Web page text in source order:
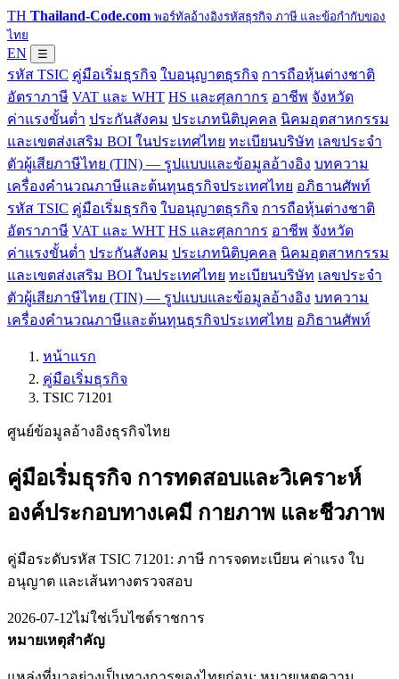
TH Thailand-Code.com พอร์ทัลอ้างอิงรหัสธุรกิจ ภาษี และข้อกำกับของ
ไทย
EN ☰
รหัส TSIC คู่มือเริ่มธุรกิจ ใบอนุญาตธุรกิจ การถือหุ้นต่างชาติ
อัตราภาษี VAT และ WHT HS และศุลกากร อาชีพ จังหวัด
ค่าแรงขั้นต่ำ ประกันสังคม ประเภทนิติบุคคล นิคมอุตสาหกรรม
และเขตส่งเสริม BOI ในประเทศไทย ทะเบียนบริษัท เลขประจำ
ตัวผู้เสียภาษีไทย (TIN) — รูปแบบและข้อมูลอ้างอิง บทความ
เครื่องคำนวณภาษีและต้นทุนธุรกิจประเทศไทย อภิธานศัพท์
รหัส TSIC คู่มือเริ่มธุรกิจ ใบอนุญาตธุรกิจ การถือหุ้นต่างชาติ
อัตราภาษี VAT และ WHT HS และศุลกากร อาชีพ จังหวัด
ค่าแรงขั้นต่ำ ประกันสังคม ประเภทนิติบุคคล นิคมอุตสาหกรรม
และเขตส่งเสริม BOI ในประเทศไทย ทะเบียนบริษัท เลขประจำ
ตัวผู้เสียภาษีไทย (TIN) — รูปแบบและข้อมูลอ้างอิง บทความ
เครื่องคำนวณภาษีและต้นทุนธุรกิจประเทศไทย อภิธานศัพท์
หน้าแรก
คู่มือเริ่มธุรกิจ
TSIC 71201
ศูนย์ข้อมูลอ้างอิงธุรกิจไทย
คู่มือเริ่มธุรกิจ การทดสอบและวิเคราะห์
องค์ประกอบทางเคมี กายภาพ และชีวภาพ
คู่มือระดับรหัส TSIC 71201: ภาษี การจดทะเบียน ค่าแรง ใบ
อนุญาต และเส้นทางตรวจสอบ
2026-07-12ไม่ใช่เว็บไซต์ราชการ
หมายเหตุสำคัญ